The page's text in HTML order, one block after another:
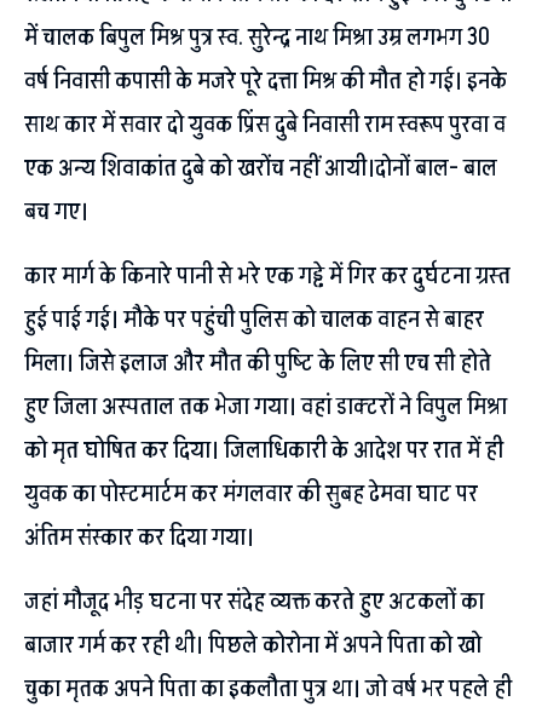
में चालक बिपुल मिश्र पुत्र स्व. सुरेन्द्र नाथ मिश्रा उम्र लगभग 30
वर्ष निवासी कपासी के मजरे पूरे दत्ता मिश्र की मौत हो गई। इनके
साथ कार में सवार दो युवक प्रिंस दुबे निवासी राम स्वरूप पुरवा व
एक अन्य शिवाकांत दुबे को खरोंच नहीं आयी।दोनों बाल- बाल
बच गए।
कार मार्ग के किनारे पानी से भरे एक गड्ढे में गिर कर दुर्घटना ग्रस्त
हुई पाई गई। मौके पर पहुंची पुलिस को चालक वाहन से बाहर
मिला। जिसे इलाज और मौत की पुष्टि के लिए सी एच सी होते
हुए जिला अस्पताल तक भेजा गया। वहां डाक्टरों ने विपुल मिश्रा
को मृत घोषित कर दिया। जिलाधिकारी के आदेश पर रात में ही
युवक का पोस्टमार्टम कर मंगलवार की सुबह ढेमवा घाट पर
अंतिम संस्कार कर दिया गया।
जहां मौजूद भीड़ घटना पर संदेह व्यक्त करते हुए अटकलों का
बाजार गर्म कर रही थी। पिछले कोरोना में अपने पिता को खो
चुका मृतक अपने पिता का इकलौता पुत्र था। जो वर्ष भर पहले ही